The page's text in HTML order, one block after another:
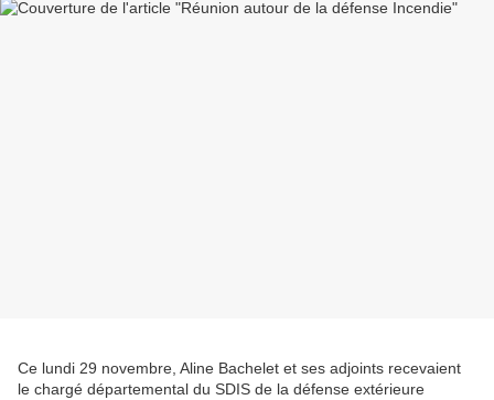
Ce lundi 29 novembre, Aline Bachelet et ses adjoints recevaient
le chargé départemental du SDIS de la défense extérieure